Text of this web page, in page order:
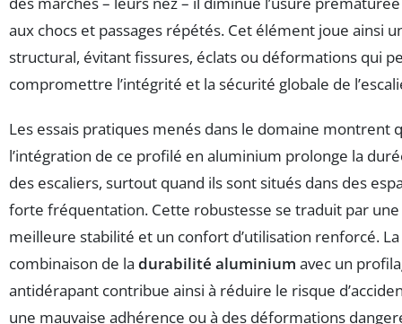
aux chocs et passages répétés. Cet élément joue ainsi
structural, évitant fissures, éclats ou déformations qui
compromettre l’intégrité et la sécurité globale de
Les essais pratiques menés dans le domaine montrent
l’intégration de ce profilé en aluminium prolonge la
des escaliers, surtout quand ils sont situés dans des
forte fréquentation. Cette robustesse se traduit par une
meilleure stabilité et un confort d’utilisation renforcé. La
combinaison de la durabilité aluminium avec un
antidérapant contribue ainsi à réduire le risque
une mauvaise adhérence ou à des déformations